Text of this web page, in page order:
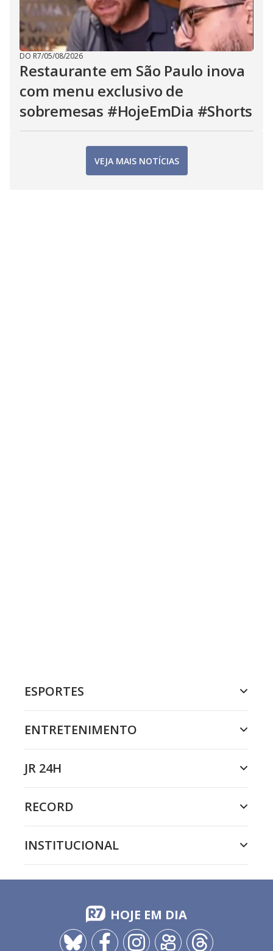
DO R7/05/08/2026
Restaurante em São Paulo inova
com menu exclusivo de
sobremesas #HojeEmDia #Shorts
VEJA MAIS NOTÍCIAS
ESPORTES
ENTRETENIMENTO
JR 24H
RECORD
INSTITUCIONAL
HOJE EM DIA